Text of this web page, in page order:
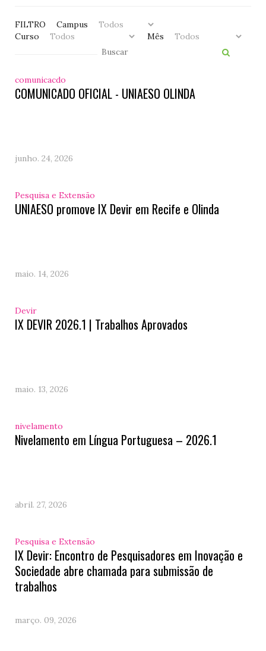
FILTRO
Campus
Curso
Mês
comunicacdo
COMUNICADO OFICIAL - UNIAESO OLINDA
junho. 24, 2026
Pesquisa e Extensão
UNIAESO promove IX Devir em Recife e Olinda
maio. 14, 2026
Devir
IX DEVIR 2026.1 | Trabalhos Aprovados
maio. 13, 2026
nivelamento
Nivelamento em Língua Portuguesa – 2026.1
abril. 27, 2026
Pesquisa e Extensão
IX Devir: Encontro de Pesquisadores em Inovação e
Sociedade abre chamada para submissão de
trabalhos
março. 09, 2026